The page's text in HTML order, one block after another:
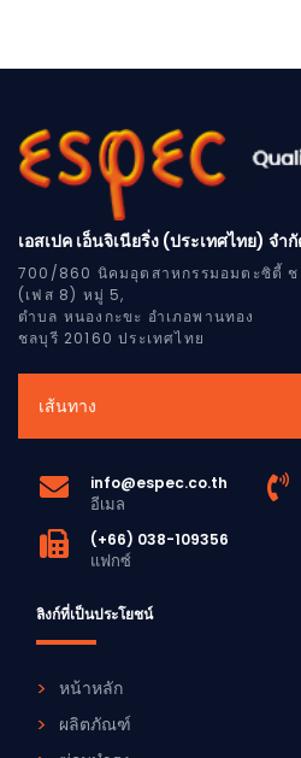
เอสเปค เอ็นจิเนียริ่ง (ประเทศไทย) จำ
700/860 นิคมอุตสาหกรรมอมตะซิตี้ ช
(เฟส 8) หมู่ 5,
ตำบล หนองกะขะ อำเภอพานทอง
ชลบุรี 20160 ประเทศไทย
เส้นทาง
info@espec.co.th
อีเมล
(+66) 038-109356
แฟกซ์
ลิงก์ที่เป็นประโยชน์
หน้าหลัก
ผลิตภัณฑ์